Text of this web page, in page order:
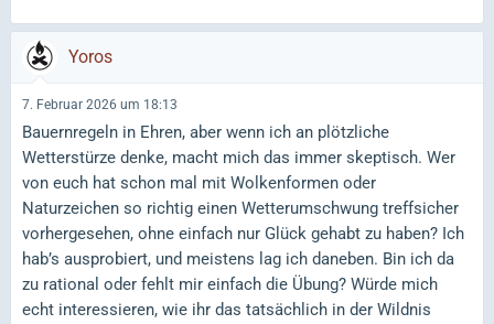
Yoros
7. Februar 2026 um 18:13
Bauernregeln in Ehren, aber wenn ich an plötzliche
Wetterstürze denke, macht mich das immer skeptisch. Wer
von euch hat schon mal mit Wolkenformen oder
Naturzeichen so richtig einen Wetterumschwung treffsicher
vorhergesehen, ohne einfach nur Glück gehabt zu haben? Ich
hab’s ausprobiert, und meistens lag ich daneben. Bin ich da
zu rational oder fehlt mir einfach die Übung? Würde mich
echt interessieren, wie ihr das tatsächlich in der Wildnis